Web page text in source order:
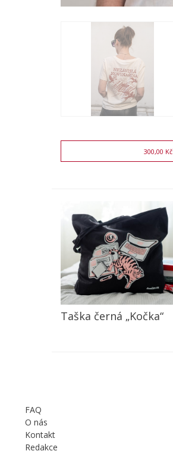
300,00 Kč
Taška černá „Kočka“
FAQ
O nás
Kontakt
Redakce